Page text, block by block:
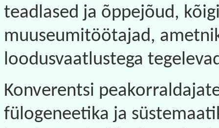
teadlased ja õppejõud,
muuseumitöötajad,
loodusvaatlustega
Konverentsi
fülogeneetika ja